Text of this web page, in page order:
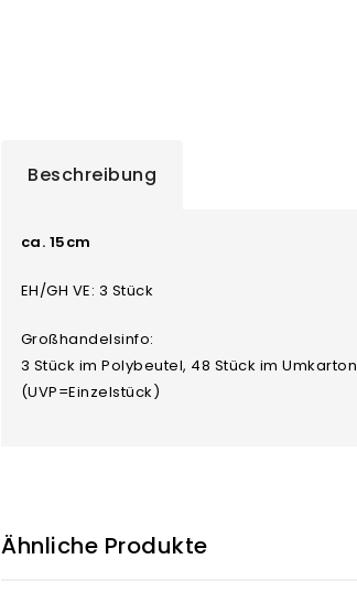
Beschreibung
ca. 15cm
EH/GH VE: 3 Stück
Großhandelsinfo:
3 Stück im Polybeutel, 48 Stück im Umkarton
(UVP=Einzelstück)
Ähnliche Produkte